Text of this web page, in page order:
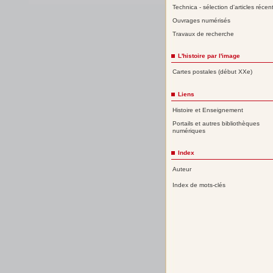
Technica - sélection d'articles
Ouvrages numérisés
Travaux de recherche
L'histoire par l'image
Cartes postales (début XXe)
Liens
Histoire et Enseignement
Portails et autres bibliothèques
numériques
Index
Auteur
Index de mots-clés